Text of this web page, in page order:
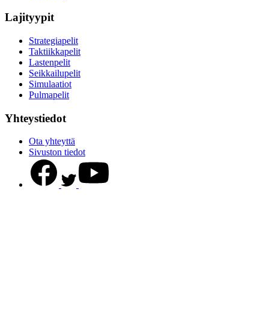
Lajityypit
Strategiapelit
Taktiikkapelit
Lastenpelit
Seikkailupelit
Simulaatiot
Pulmapelit
Yhteystiedot
Ota yhteyttä
Sivuston tiedot